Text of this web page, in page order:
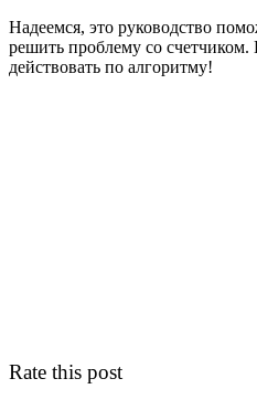
Надеемся, это руководство
решить проблему со
действовать по алгоритму!
Rate this post